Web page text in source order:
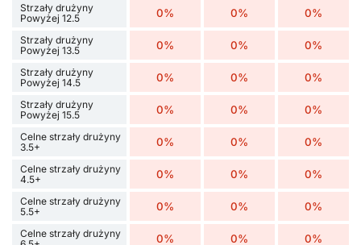
Strzały drużyny
Powyżej 12.5
0% 0% 0%
Strzały drużyny
Powyżej 13.5
0% 0% 0%
Strzały drużyny
Powyżej 14.5
0% 0% 0%
Strzały drużyny
Powyżej 15.5
0% 0% 0%
Celne strzały drużyny
3.5+
0% 0% 0%
Celne strzały drużyny
4.5+
0% 0% 0%
Celne strzały drużyny
5.5+
0% 0% 0%
Celne strzały drużyny
0% 0% 0%